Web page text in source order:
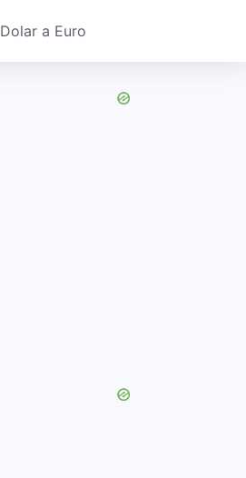
Dolar a Euro